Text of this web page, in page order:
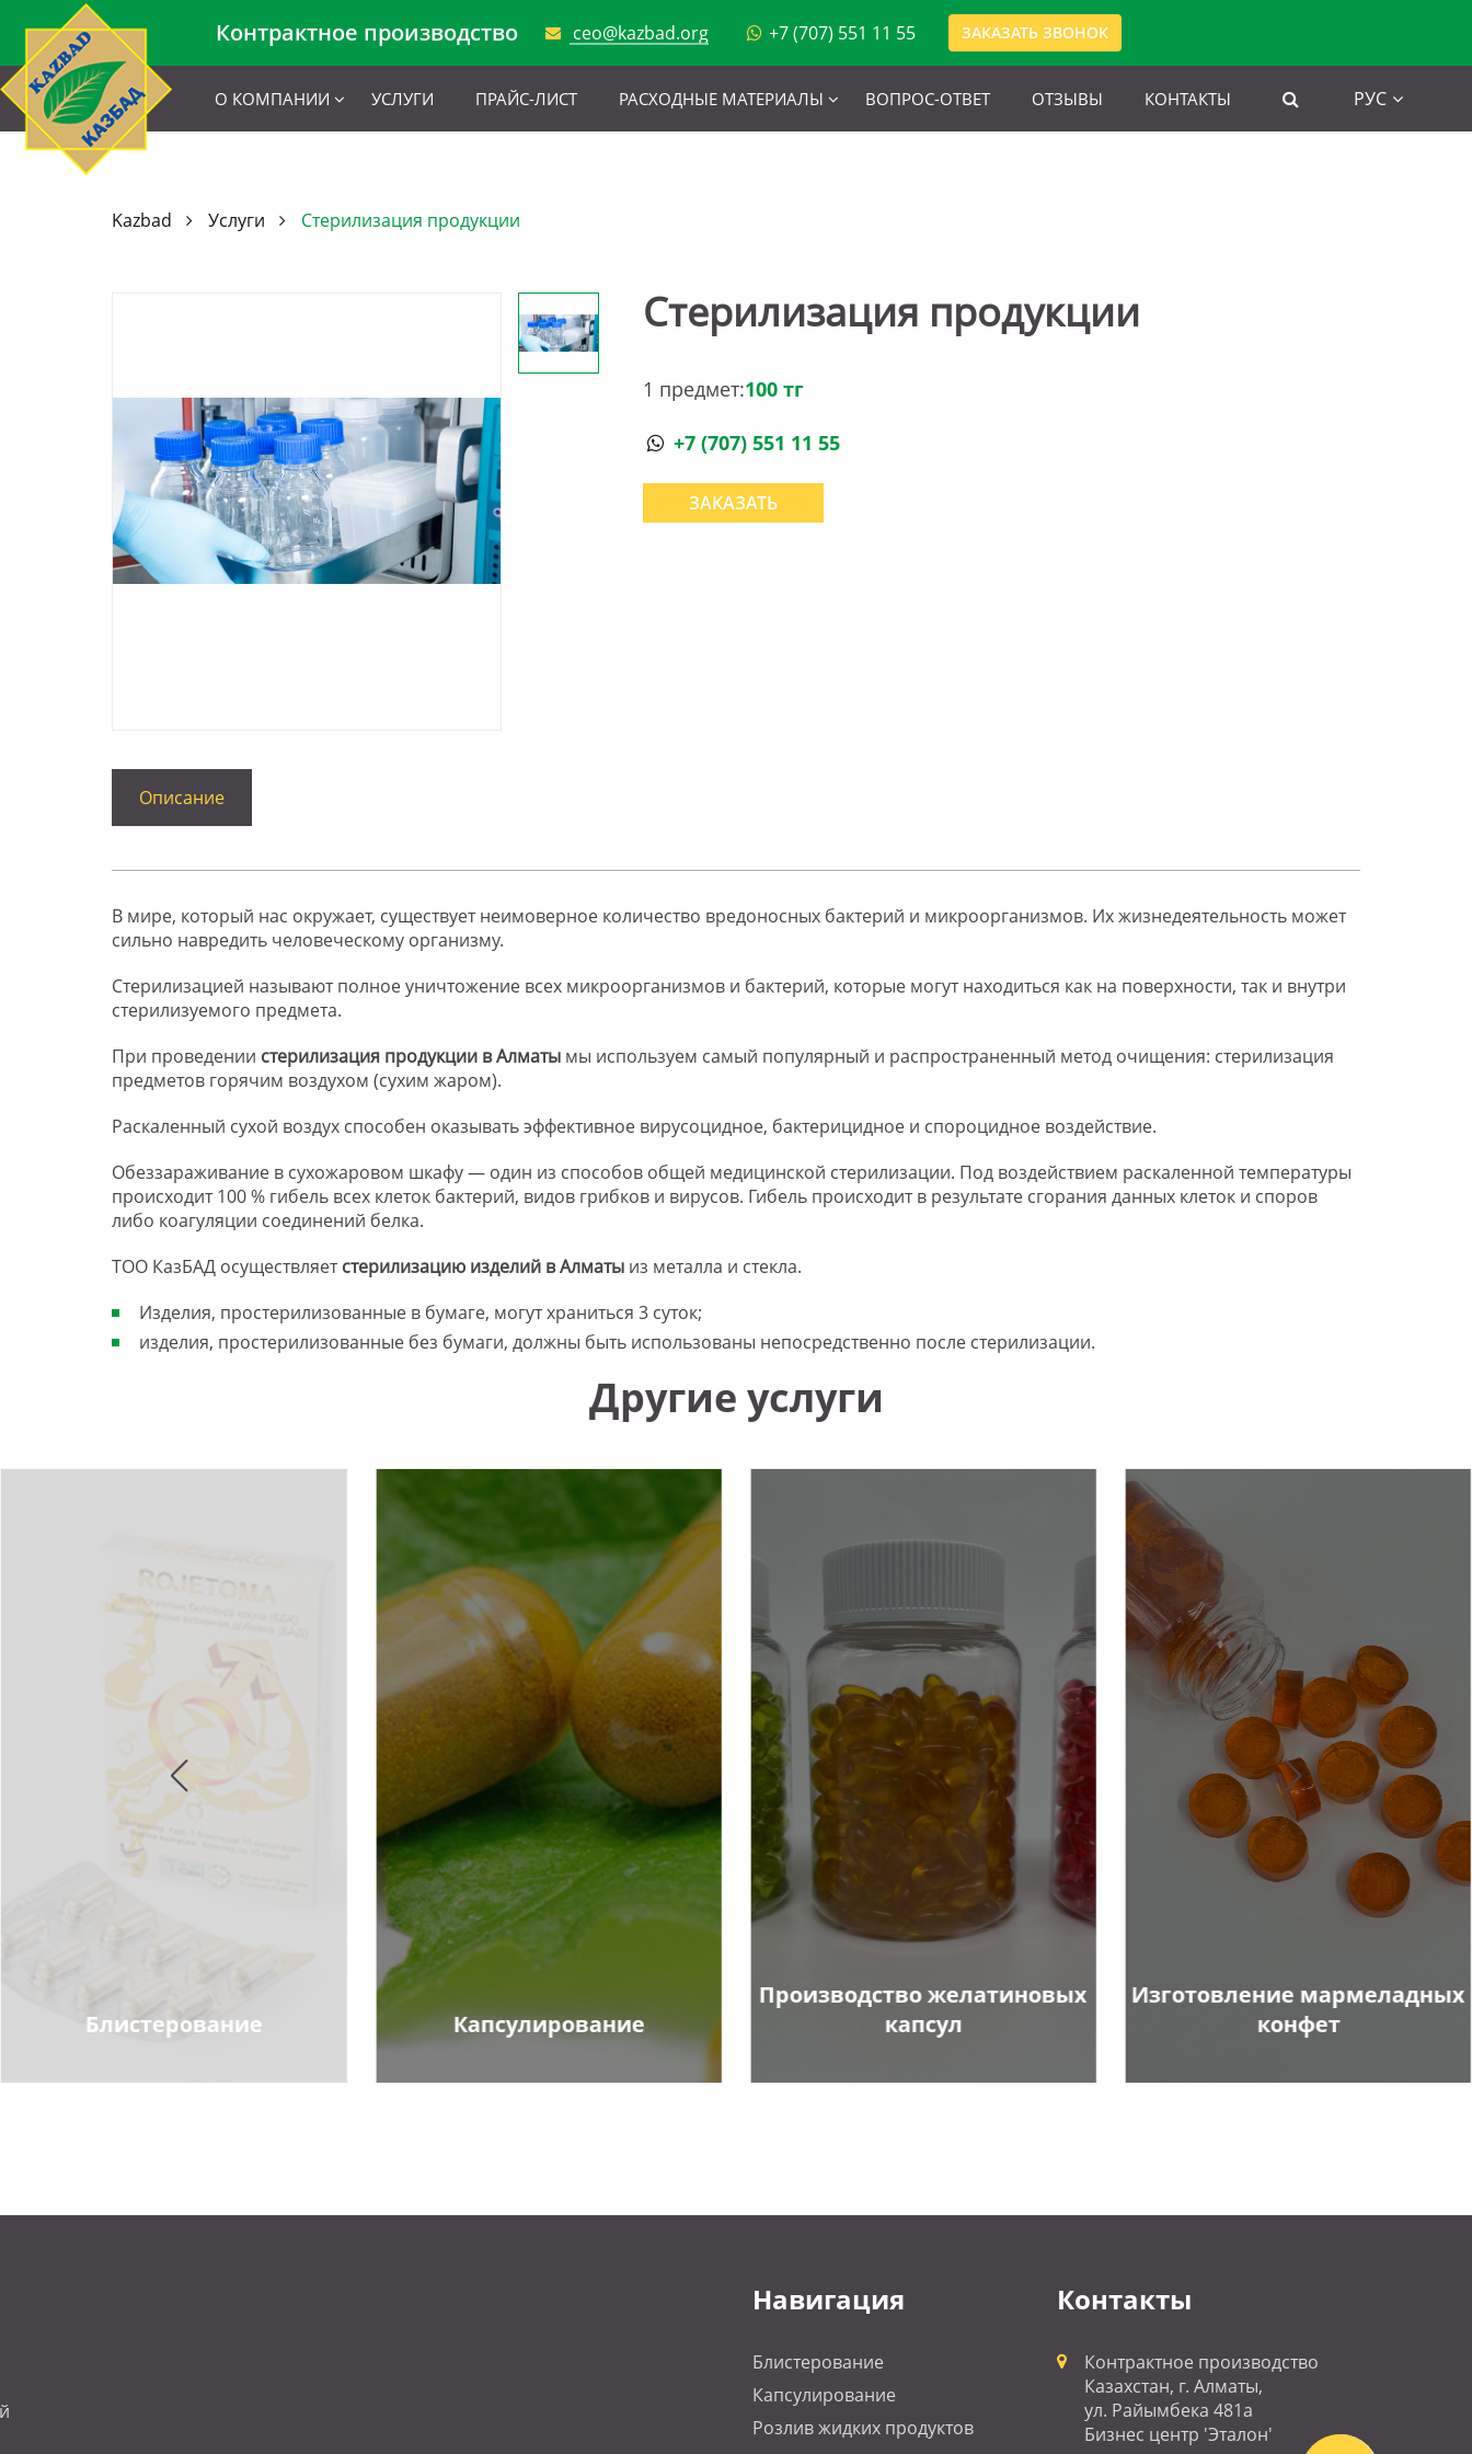
Контрактное производство ceo@kazbad.org +7 (707) 551 11 55 ЗАКАЗАТЬ ЗВОНОК
О КОМПАНИИ УСЛУГИ ПРАЙС-ЛИСТ РАСХОДНЫЕ МАТЕРИАЛЫ ВОПРОС-ОТВЕТ ОТЗЫВЫ КОНТАКТЫ РУС
Kazbad Услуги Стерилизация продукции
Стерилизация продукции
1 предмет:100 тг
+7 (707) 551 11 55
ЗАКАЗАТЬ
Описание
В мире, который нас окружает, существует неимоверное количество вредоносных бактерий и микроорганизмов. Их жизнедеятельность может
сильно навредить человеческому организму.
Стерилизацией называют полное уничтожение всех микроорганизмов и бактерий, которые могут находиться как на поверхности, так и внутри
стерилизуемого предмета.
При проведении стерилизация продукции в Алматы мы используем самый популярный и распространенный метод очищения: стерилизация
предметов горячим воздухом (сухим жаром).
Раскаленный сухой воздух способен оказывать эффективное вирусоцидное, бактерицидное и спороцидное воздействие.
Обеззараживание в сухожаровом шкафу — один из способов общей медицинской стерилизации. Под воздействием раскаленной температуры
происходит 100 % гибель всех клеток бактерий, видов грибков и вирусов. Гибель происходит в результате сгорания данных клеток и споров
либо коагуляции соединений белка.
ТОО КазБАД осуществляетстерилизацию изделий в Алматы из металла и стекла.
Изделия, простерилизованные в бумаге, могут храниться 3 суток;
изделия, простерилизованные без бумаги, должны быть использованы непосредственно после стерилизации.
Другие услуги
Блистерование Капсулирование
Производство желатиновых
капсул
Изготовление мармеладных
конфет
Навигация
Блистерование
Капсулирование
Розлив жидких продуктов
Контакты
Контрактное производство
Казахстан, г. Алматы,
ул. Райымбека 481а
Бизнес центр 'Эталон'